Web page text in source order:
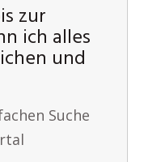
zur
ich alles
und
Suche